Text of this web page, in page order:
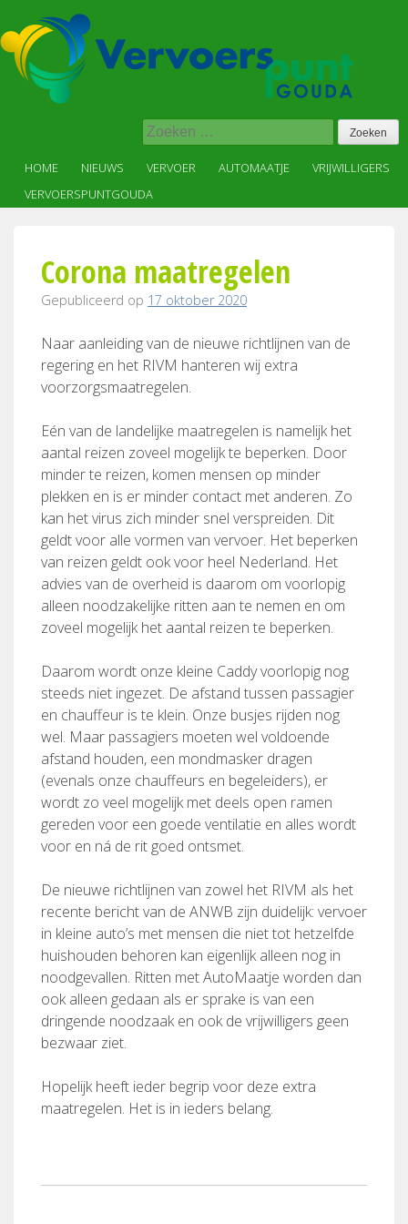
to
content
maat
voor
Zoeken
naar:
HOME NIEUWS VERVOER AUTOMAATJE
VRIJWILLIGERS
VERVOERSPUNTGOUDA
Corona maatregelen
Gepubliceerd op 17 oktober 2020
Naar aanleiding van de nieuwe richtlijnen van de
regering en het RIVM hanteren wij extra
voorzorgsmaatregelen.
Eén van de landelijke maatregelen is namelijk het
aantal reizen zoveel mogelijk te beperken. Door
minder te reizen, komen mensen op minder
plekken en is er minder contact met anderen. Zo
kan het virus zich minder snel verspreiden. Dit
geldt voor alle vormen van vervoer. Het beperken
van reizen geldt ook voor heel Nederland. Het
advies van de overheid is daarom om voorlopig
alleen noodzakelijke ritten aan te nemen en om
zoveel mogelijk het aantal reizen te beperken.
Daarom wordt onze kleine Caddy voorlopig nog
steeds niet ingezet. De afstand tussen passagier
en chauffeur is te klein. Onze busjes rijden nog
wel. Maar passagiers moeten wel voldoende
afstand houden, een mondmasker dragen
(evenals onze chauffeurs en begeleiders), er
wordt zo veel mogelijk met deels open ramen
gereden voor een goede ventilatie en alles wordt
voor en ná de rit goed ontsmet.
De nieuwe richtlijnen van zowel het RIVM als het
recente bericht van de ANWB zijn duidelijk: vervoer
in kleine auto’s met mensen die niet tot hetzelfde
huishouden behoren kan eigenlijk alleen nog in
noodgevallen. Ritten met AutoMaatje worden dan
ook alleen gedaan als er sprake is van een
dringende noodzaak en ook de vrijwilligers geen
bezwaar ziet.
Hopelijk heeft ieder begrip voor deze extra
maatregelen. Het is in ieders belang.